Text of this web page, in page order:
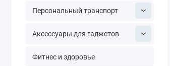
Персональный транспорт
Аксессуары для гаджетов
Фитнес и здоровье